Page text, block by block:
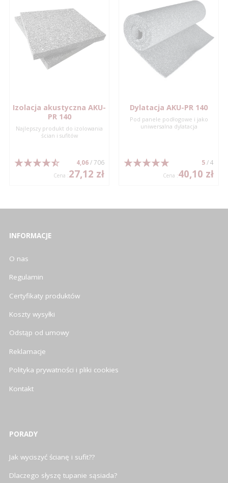
Izolacja akustyczna AKU-
PR 140
Najlepszy produkt do izolowania
ścian i sufitów
4,06/ 706
Cena :27,12 zł
Dylatacja AKU-PR 140
Pod panele podłogowe i jako
uniwersalna dylatacja
5/ 4
Cena :40,10 zł
INFORMACJE
O nas
Regulamin
Certyfikaty produktów
Koszty wysyłki
Odstąp od umowy
Reklamacje
Polityka prywatności i pliki cookies
Kontakt
PORADY
Jak wyciszyć ścianę i sufit??
Dlaczego słyszę tupanie sąsiada?